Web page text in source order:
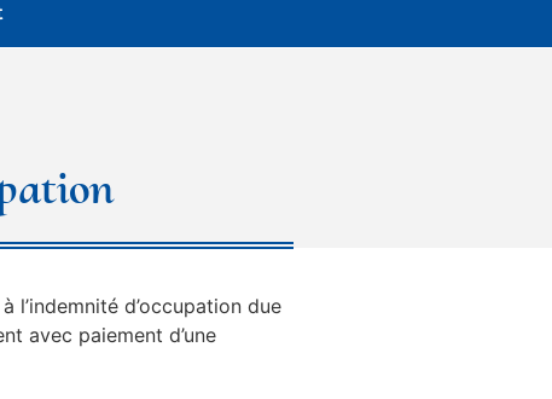
l’indemnité d’occupation due
avec paiement d’une